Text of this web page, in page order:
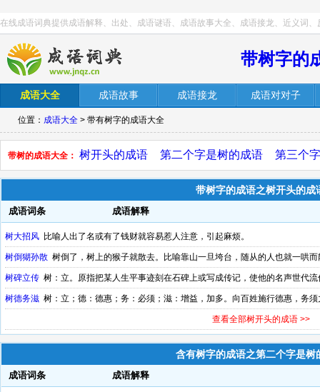
在线成语词典提供成语解释、出处、成语谜语、成语故事大全、成语接龙、近义词、
带树字的
成语大全 成语故事 成语接龙 成语对对子
位置： 成语大全 > 带有树字的成语大全
带树的成语大全： 树开头的成语 第二个字是树的成语 第三个
带树字的成语之树开头的成
成语词条 成语解释
树大招风 比喻人出了名或有了钱财就容易惹人注意，引起麻烦。
树倒猢孙散 树倒了，树上的猴子就散去。比喻靠山一旦垮台，随从的人也就一哄而
树碑立传 树：立。原指把某人生平事迹刻在石碑上或写成传记，使他的名声世代
树德务滋 树：立；德：德惠；务：必须；滋：增益，加多。向百姓施行德惠，务
查看全部树开头的成语 >>
含有树字的成语之第二个字是树
成语词条 成语解释